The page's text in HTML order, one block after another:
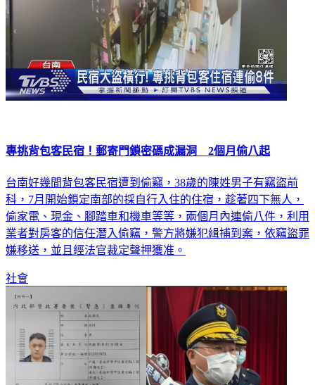
專挑背包客民宿！郵寄門鎖密碼成漏洞 2個月偷八起
台南好幾間背包客民宿遭到偷竊，38歲的陳姓男子有竊盜前
科，7月開始鎖定南部的採自行入住的住宿，趁著四下無人，
偷家電、現金、腳踏車和機車等等，兩個月內連偷八件，利用
業者對房客的信任潛入偷竊，警方將嫌犯緝捕到案，依竊盜罪
嫌移送，並且經法官裁定聲押獲准。
社會